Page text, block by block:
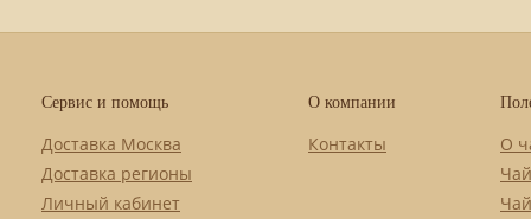
Сервис и помощь
Доставка Москва
Доставка регионы
Личный кабинет
О компании
Контакты
О